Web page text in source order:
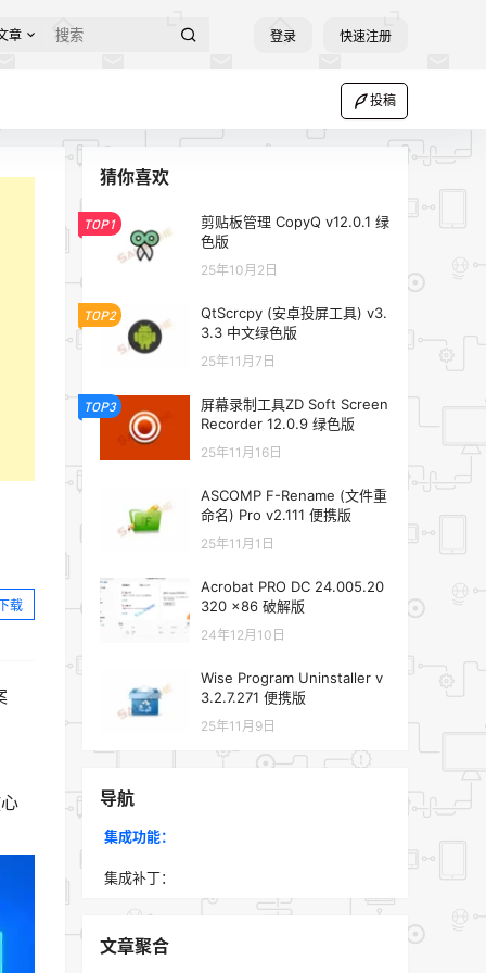
章 登录 快速注册
投稿
载
猜你喜欢
TOP1
剪贴板管理 CopyQ v12.0.1 绿
色版
25年10月2日
TOP2
QtScrcpy (安卓投屏工具) v3.
3.3 中文绿色版
25年11月7日
TOP3
屏幕录制工具ZD Soft Screen
Recorder 12.0.9 绿色版
25年11月16日
ASCOMP F-Rename (文件重
命名) Pro v2.111 便携版
25年11月1日
Acrobat PRO DC 24.005.20
320 x86 破解版
24年12月10日
Wise Program Uninstaller v
3.2.7.271 便携版
25年11月9日
导航
集成功能：
集成补丁：
文章聚合